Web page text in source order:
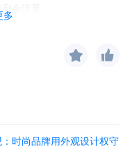
多
余流量。
烈、点击费高昂的大词。
索意图明确，转化率大
击、且产生了订单的精
提取出来，建立新的手动
时尚品牌用外观设计权守